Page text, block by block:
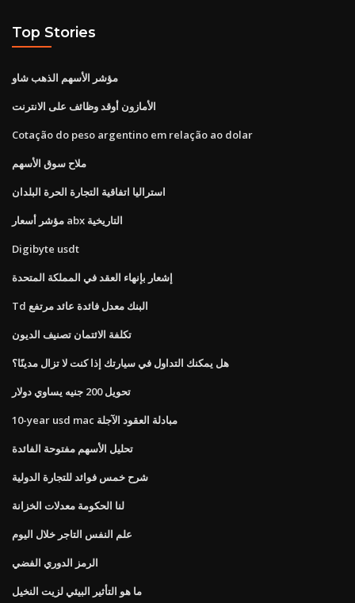
Top Stories
مؤشر الأسهم الذهب شاو
الأمازون أوقد وظائف على الانترنت
Cotação do peso argentino em relação ao dolar
ملاح سوق الأسهم
استراليا اتفاقية التجارة الحرة البلدان
مؤشر أسعار abx التاريخية
Digibyte usdt
إشعار بإنهاء العقد في المملكة المتحدة
Td البنك معدل فائدة عائد مرتفع
تكلفة الائتمان تصنيف الديون
هل يمكنك التداول في سيارتك إذا كنت لا تزال مدينًا؟
تحويل 200 جنيه يساوي دولار
10-year usd mac مبادلة العقود الآجلة
تحليل الأسهم مفتوحة الفائدة
شرح خمس فوائد للتجارة الدولية
لنا الحكومة معدلات الخزانة
علم النفس التاجر خلال اليوم
الرمز الدوري الفضي
ما هو التأثير البيئي لزيت النخيل